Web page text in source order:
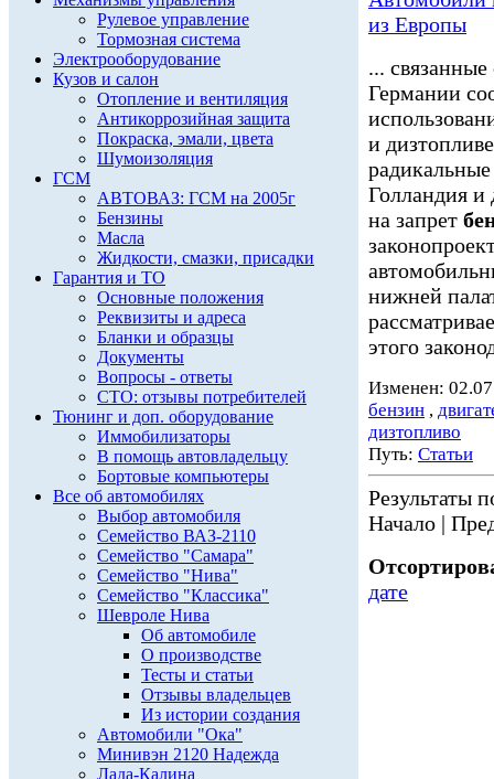
Рулевое управление
Тормозная система
Электрооборудование
Кузов и салон
Отопление и вентиляция
Антикоррозийная защита
Покраска, эмали, цвета
Шумоизоляция
ГСМ
АВТОВАЗ: ГСМ на 2005г
Бензины
Масла
Жидкости, смазки, присадки
Гарантия и ТО
Основные положения
Реквизиты и адреса
Бланки и образцы
Документы
Вопросы - ответы
СТО: отзывы потребителей
Тюнинг и доп. оборудование
Иммобилизаторы
В помощь автовладельцу
Бортовые компьютеры
Все об автомобилях
Выбор автомобиля
Семейство ВАЗ-2110
Семейство "Самара"
Семейство "Нива"
Семейство "Классика"
Шевроле Нива
Об автомобиле
О производстве
Тесты и статьи
Отзывы владельцев
Из истории создания
Автомобили "Ока"
Минивэн 2120 Надежда
Лада-Калина
из Европы
...
Германии
и
Голландия и
на запрет
нижней
этого
Изменен:
бензин ,
дизтопливо
Путь: Статьи
Результаты
Начало |
дате